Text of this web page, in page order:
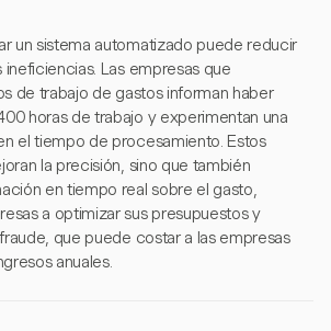
un sistema automatizado puede reducir
Las empresas que
de trabajo de gastos informan haber
horas de trabajo y experimentan una
el tiempo de procesamiento. Estos
la precisión, sino que también
en tiempo real sobre el gasto,
a optimizar sus presupuestos y
que puede costar a las empresas
anuales.